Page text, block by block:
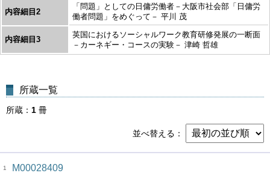
内容細目2
「問題」としての日傭労働者－大阪市社会部「日傭労
働者問題」をめぐって－ 平川 茂
内容細目3
英国におけるソーシャルワーク教育研修発展の一断面
－カーネギー・コースの実験－ 津崎 哲雄
所蔵一覧
所蔵 1 冊
並べ替える
1 M00028409